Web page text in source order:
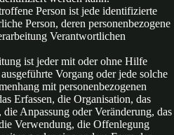
Person ist jede identifizierte
Person, deren personenbezogene
Verantwortlichen
ist jeder mit oder ohne Hilfe
Vorgang oder jede solche
mit personenbezogenen
Erfassen, die Organisation, das
Anpassung oder Veränderung, das
Verwendung, die Offenlegung